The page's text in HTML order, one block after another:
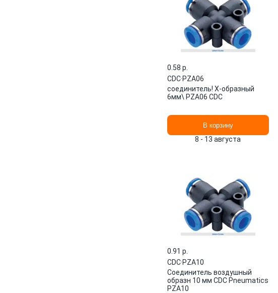
0.58 p.
CDC·PZA06
соединитель! Х-образный
6мм\ PZA06 CDC
В корзину
8 - 13 августа
0.91 p.
CDC·PZA10
Соединитель воздушный
образн 10 мм CDC Pneumatics
PZA10